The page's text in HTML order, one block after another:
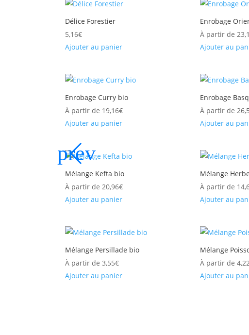
Délice Forestier
5,16€
Ajouter au panier
Enrobage
À partir de
Ajouter au
Enrobage Curry bio
À partir de 19,16€
Ajouter au panier
Enrobage
À partir de
Ajouter au
Mélange Kefta bio
À partir de20,96€
Ajouter au panier
Mélange
À partir de
Ajouter au
Mélange Persillade bio
À partir de3,55€
Ajouter au panier
Mélange
À partir de
Ajouter au